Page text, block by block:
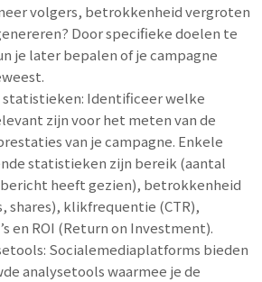
volgers, betrokkenheid vergroten
Door specifieke doelen te
je later bepalen of je campagne
statistieken: Identificeer welke
zijn voor het meten van de
van je campagne. Enkele
statistieken zijn bereik (aantal
heeft gezien), betrokkenheid
shares), klikfrequentie (CTR),
en ROI (Return on Investment).
Socialemediaplatforms bieden
analysetools waarmee je de